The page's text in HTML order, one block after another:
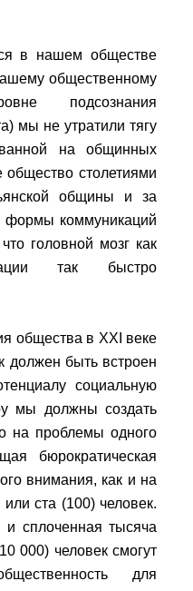
в нашем обществе
общественному
подсознания
мы не утратили тягу
на общинных
столетиями
общины и за
формы коммуникаций
головной мозг как
так быстро
общества в XXI веке
должен быть встроен
социальную
мы должны создать
на проблемы одного
бюрократическая
внимания, как и на
ста (100) человек.
и сплоченная тысяча
000) человек смогут
для